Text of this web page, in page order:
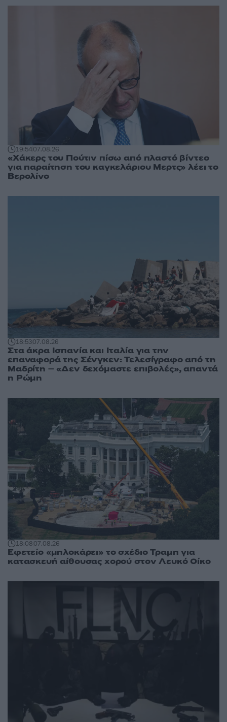
19:5407.08.26
«Χάκερς του Πούτιν πίσω από πλαστό βίντεο
για παραίτηση του καγκελάριου Μερτς» λέει το
Βερολίνο
18:5307.08.26
Στα άκρα Ισπανία και Ιταλία για την
επαναφορά της Σένγκεν: Τελεσίγραφο από τη
Μαδρίτη – «Δεν δεχόμαστε επιβολές», απαντά
η Ρώμη
18:0807.08.26
Εφετείο «μπλοκάρει» το σχέδιο Τραμπ για
κατασκευή αίθουσας χορού στον Λευκό Οίκο